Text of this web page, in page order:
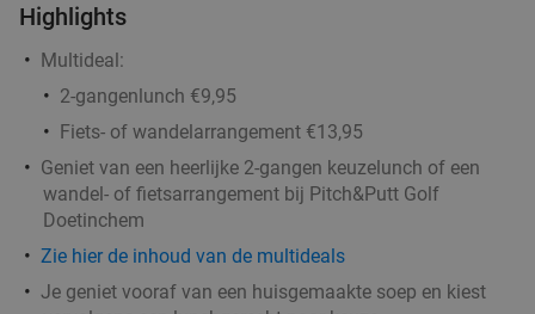
Highlights
Multideal:
2-gangenlunch €9,95
Fiets- of wandelarrangement €13,95
Geniet van een heerlijke 2-gangen keuzelunch of een
wandel- of fietsarrangement bij Pitch&Putt Golf
Doetinchem
Zie hier de inhoud van de multideals
Je geniet vooraf van een huisgemaakte soep en kiest